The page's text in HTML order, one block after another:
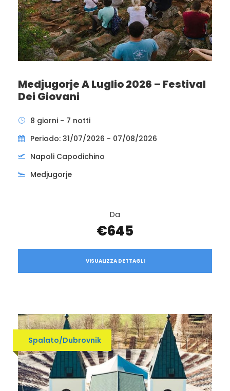
Medjugorje A Luglio 2026 – Festival
Dei Giovani
8 giorni - 7 notti
Periodo: 31/07/2026 - 07/08/2026
Napoli Capodichino
Medjugorje
Da
€645
VISUALIZZA DETTAGLI
Spalato/Dubrovnik